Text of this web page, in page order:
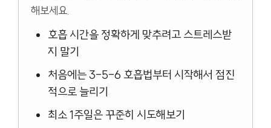
해보세요.
호흡 시간을 정확하게 맞추려고 스트레스받
지 말기
처음에는 3-5-6 호흡법부터 시작해서 점진
적으로 늘리기
최소 1주일은 꾸준히 시도해보기